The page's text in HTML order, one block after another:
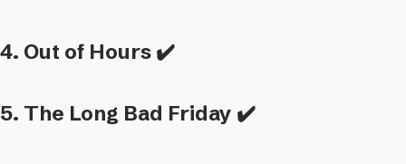
4. Out of Hours ✔️
5. The Long Bad Friday ✔️